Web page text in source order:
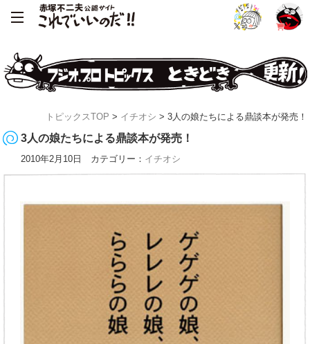
トピックスTOP > イチオシ > 3人の娘たちによる鼎談本が発売！
3人の娘たちによる鼎談本が発売！
2010年2月10日 カテゴリー： イチオシ